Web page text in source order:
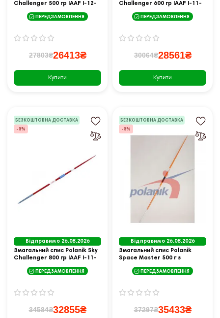
Challenger 500 гр IAAF I-12-
ПЕРЕДЗАМОВЛЕННЯ
27803₴26413₴
Купити
Challenger 600 гр IAAF I-11-
ПЕРЕДЗАМОВЛЕННЯ
30064₴28561₴
Купити
БЕЗКОШТОВНА ДОСТАВКА
-5%
Відправимо 26.08.2026
Змагальний спис Polanik Sky
Challenger 800 гр IAAF I-11-
ПЕРЕДЗАМОВЛЕННЯ
34584₴32855₴
БЕЗКОШТОВНА ДОСТАВКА
-5%
Відправимо 26.08.2026
Змагальний спис Polanik
Space Master 500 г з
13-0653ПЕРЕДЗАМОВЛЕННЯ
37297₴35433₴